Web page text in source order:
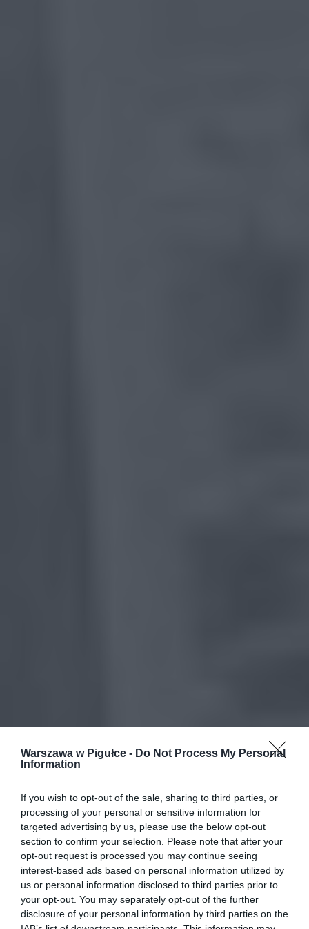
Warszawa w Pigułce - Do Not Process My Personal
Information
If you wish to opt-out of the sale, sharing to third parties, or
processing of your personal or sensitive information for
targeted advertising by us, please use the below opt-out
section to confirm your selection. Please note that after your
opt-out request is processed you may continue seeing
interest-based ads based on personal information utilized by
us or personal information disclosed to third parties prior to
your opt-out. You may separately opt-out of the further
disclosure of your personal information by third parties on the